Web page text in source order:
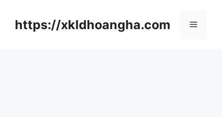
https://xkldhoangha.com 메